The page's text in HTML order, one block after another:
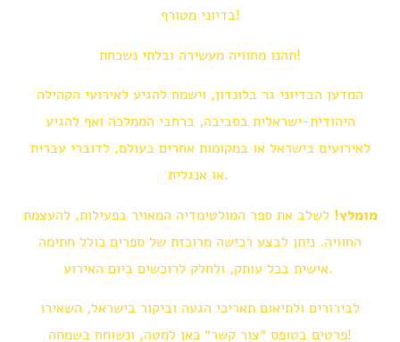
בדיוני מטורף!
תהנו מחוויה מעשירה ובלתי נשכחת!
המדען הבדיוני גר בלונדון, וישמח להגיע לאירועי הקהילה
היהודית-ישראלית בסביבה, ברחבי הממלכה ואף להגיע
לאירועים בישראל או במקומות אחרים בעולם, לדוברי עברית
או אנגלית.
מומלץ! לשלב את ספר המולטימדיה המאויר בפעילות, להעצמת
החוויה. ניתן לבצע רכישה מרוכזת של ספרים כולל חתימה
אישית בכל עותק, ולחלק לרוכשים ביום האירוע.
לבירורים ולתיאום תאריכי הגעה וביקור בישראל, השאירו
פרטים בטופס ״צור קשר״ כאן למטה, ונשוחח בשמחה!